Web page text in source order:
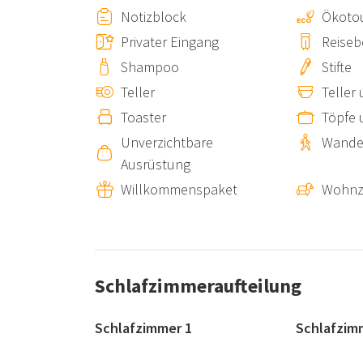
Erlebnis und Komfort
Die Villa ist reich an Charme und Authentizität,
Steile Treppen:
Die Unterkunft verfügt über
für Gäste mit eingeschränkter Mobilität geeignet.
Lage von Bad und Küchenzeile:
weniger praktisch sein.
Notizblock
Privater Eingang
Shampoo
Stifte
Teller
Teller
Toaster
Töpfe
Unverzichtbare
Ausrüstung
Willkommenspaket
Schlafzimmeraufteilung
Schlafzimmer 1